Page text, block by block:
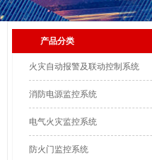
产品分类
火灾自动报警及联动控制系统
消防电源监控系统
电气火灾监控系统
防火门监控系统